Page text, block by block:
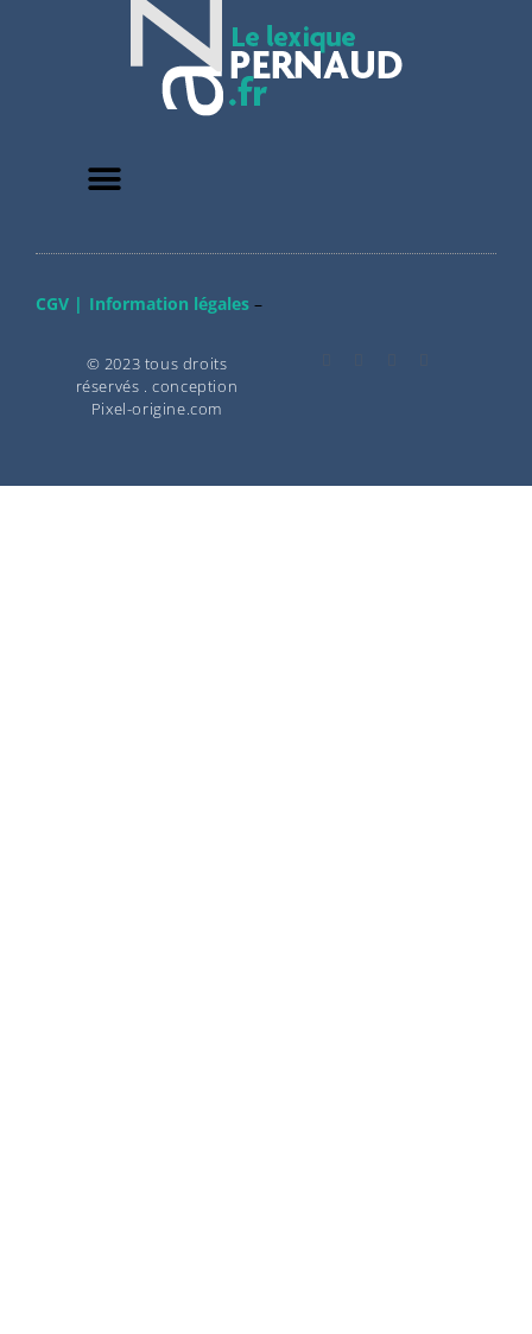
CGV | Information légales–
© 2023 tous droits
réservés . conception
Pixel-origine.com